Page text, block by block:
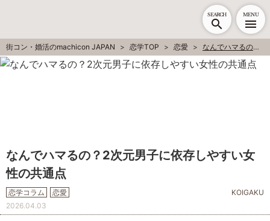
SEARCH MENU
街コン・婚活のmachicon JAPAN 恋学TOP 恋愛 なんでハマるの？2次元男子に依存しやすい女性の共通点
なんでハマるの？2次元男子に依存しやすい女
性の共通点
恋学コラム 恋愛
KOIGAKU
2026.04.03